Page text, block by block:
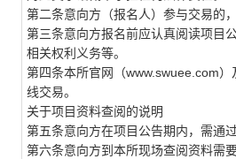
第二条意向方（报名人）参与交易的
第三条意向方报名前应认真阅读项目
相关权利义务等。
第四条本所官网（www.swuee.com
线交易。
关于项目资料查阅的说明
第五条意向方在项目公告期内，需通
第六条意向方到本所现场查阅资料需